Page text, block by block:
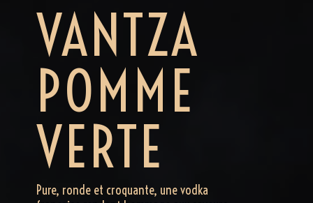
VANTZA
POMME
VERTE
Pure, ronde et croquante, une vodka